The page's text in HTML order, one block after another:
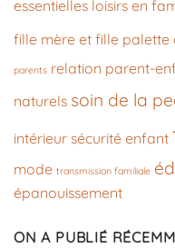
essentielles loisirs en
fille mère et fille palette
parents relation parent-
naturels soin de la
intérieur sécurité enfant
mode transmission familiale
épanouissement
ON A PUBLIÉ